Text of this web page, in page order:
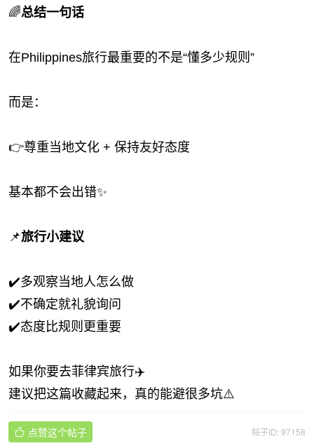
🌈总结一句话
在Philippines旅行最重要的不是“懂多少规则”
而是：
👉尊重当地文化 + 保持友好态度
基本都不会出错✨
📌旅行小建议
✔️多观察当地人怎么做
✔️不确定就礼貌询问
✔️态度比规则更重要
如果你要去菲律宾旅行✈️
建议把这篇收藏起来，真的能避很多坑⚠️
帖子ID: 97158
 点赞这个帖子